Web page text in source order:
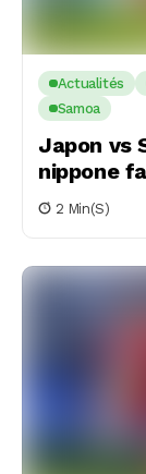
Actualités
Samoa
Japon vs
nippone
2 Min(s)